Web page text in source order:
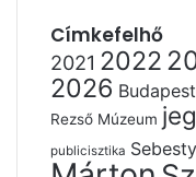
Címkefelhő
2021 2022
2026 Budapest
Rezső Múzeum
publicisztika